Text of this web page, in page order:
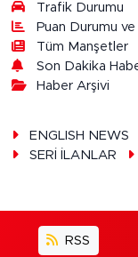
Trafik Durumu
Puan Durumu
Tüm Manşetler
Son Dakika
Haber Arşivi
ENGLISH NEWS
SERİ İLANLAR
RSS